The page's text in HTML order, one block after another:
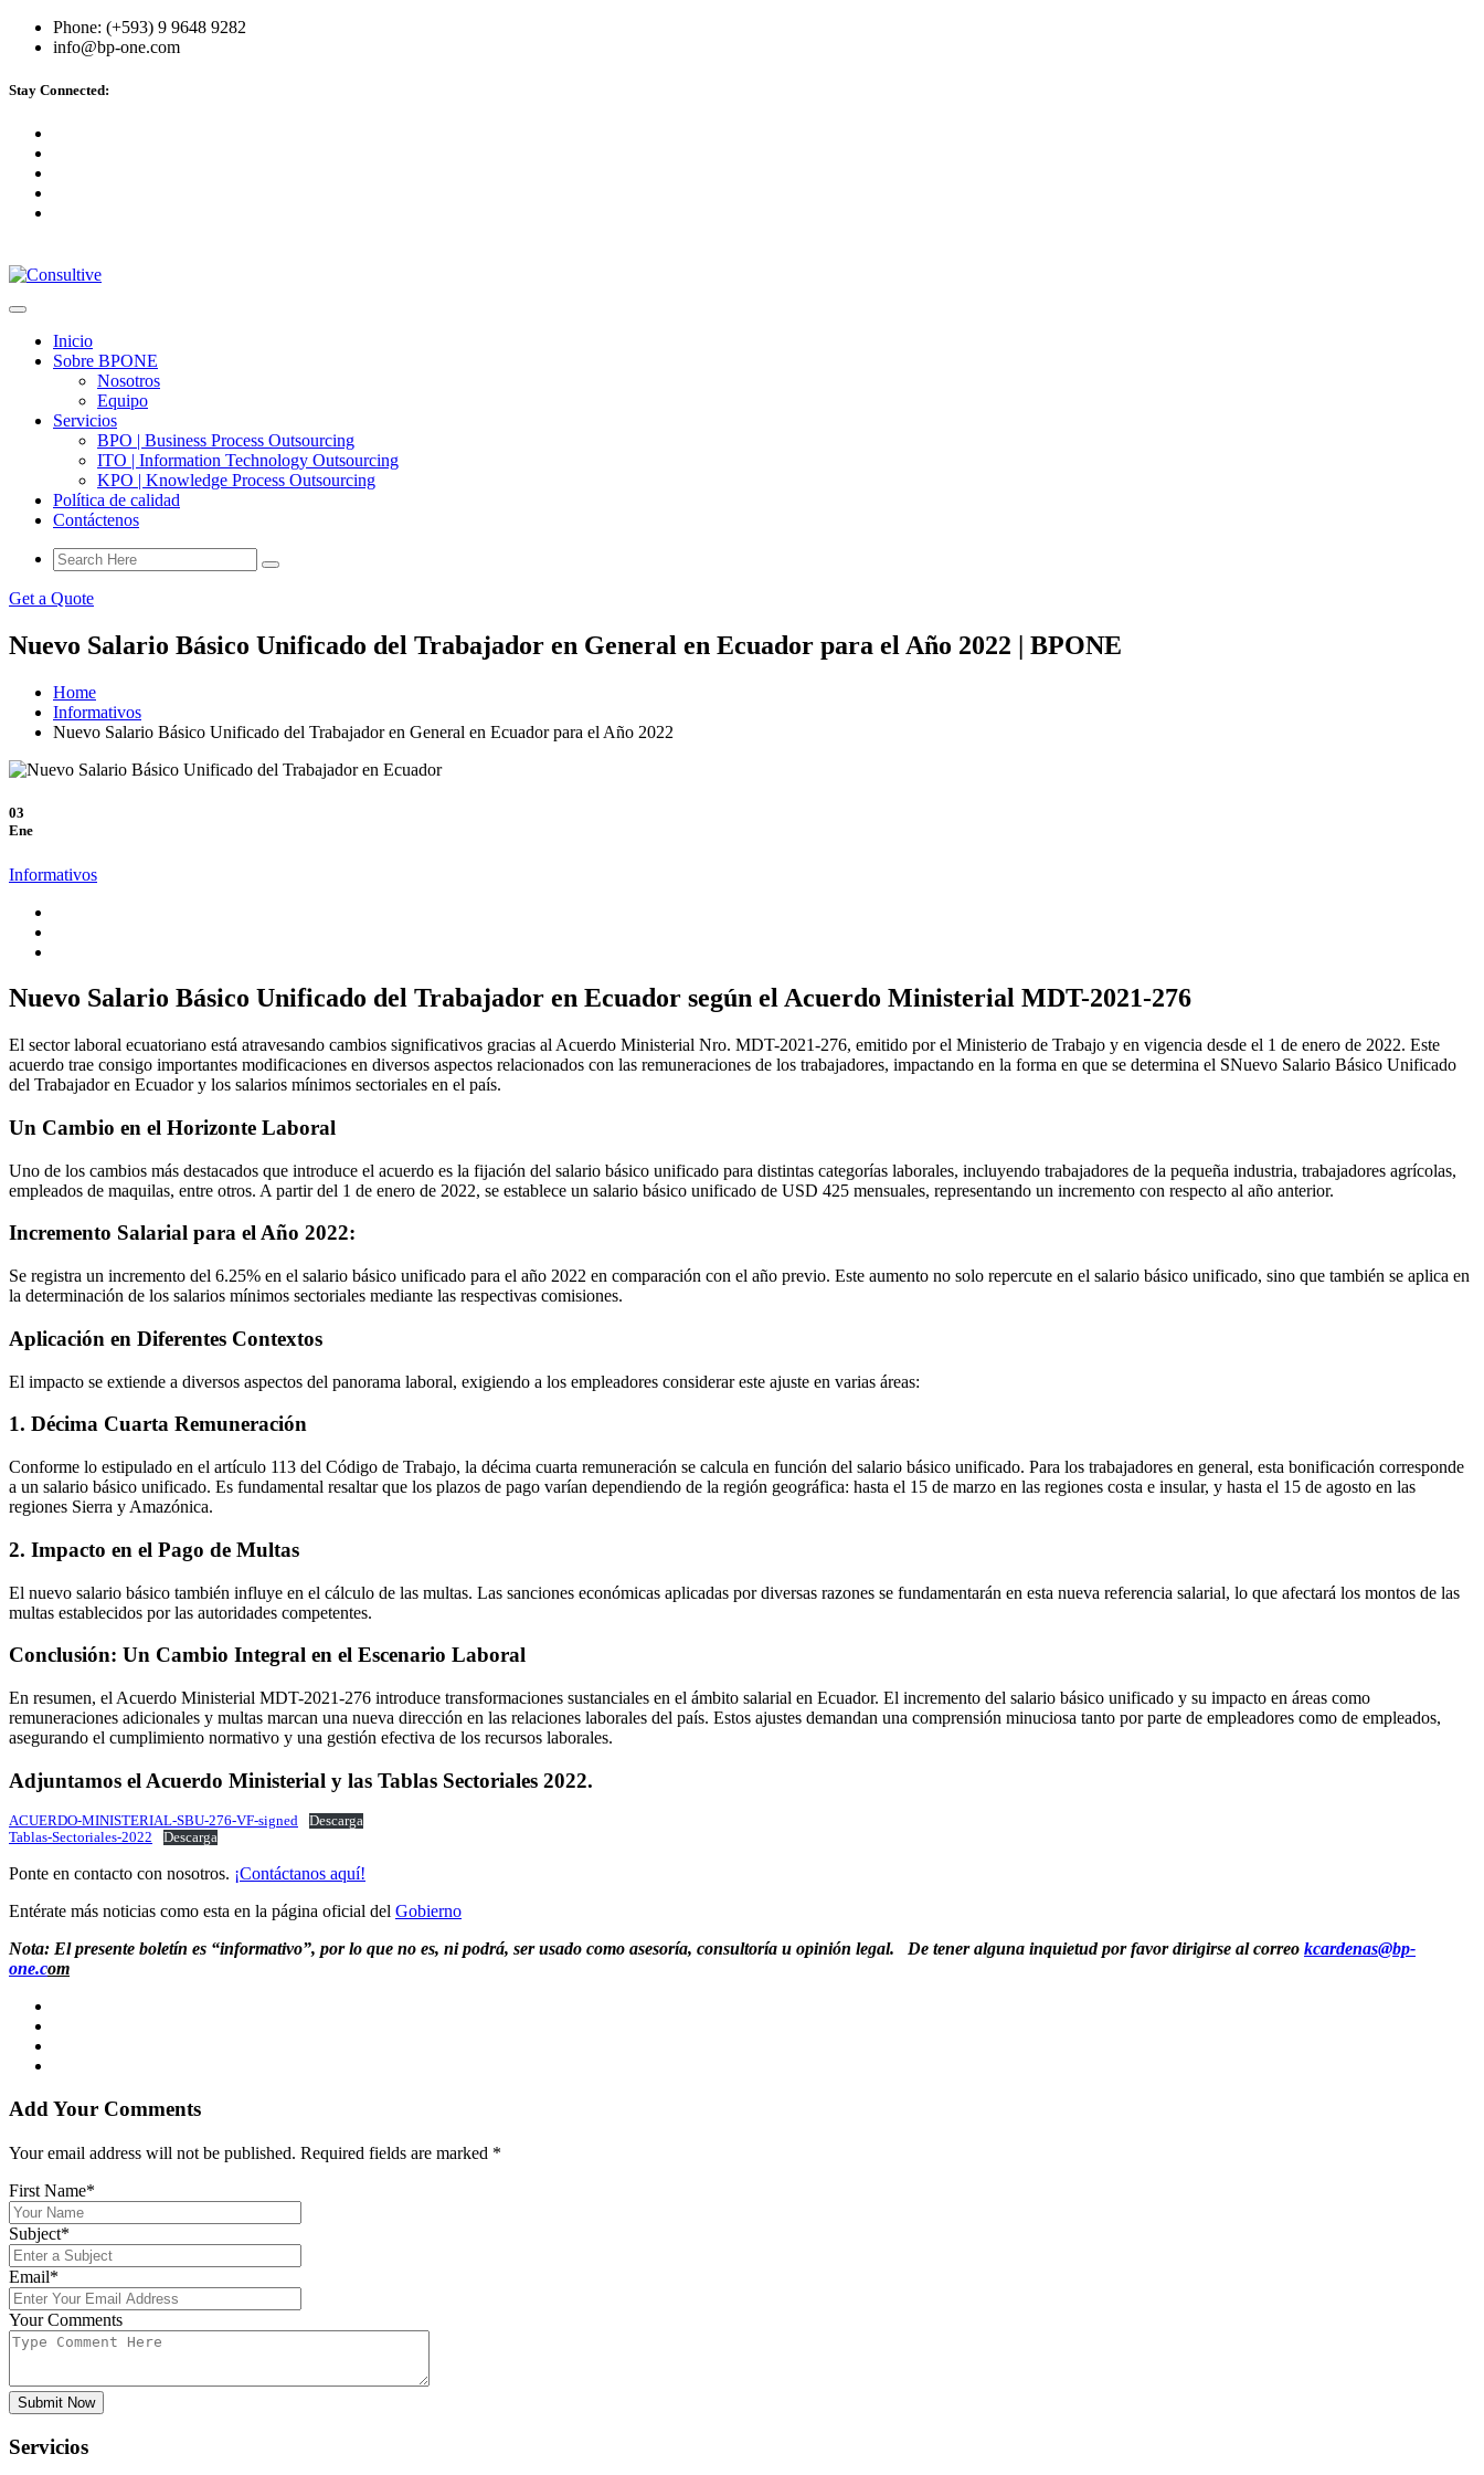
Phone: (+593) 9 9648 9282
info@bp-one.com
Stay Connected:
Inicio
Sobre BPONE
Nosotros
Equipo
Servicios
BPO | Business Process Outsourcing
ITO | Information Technology Outsourcing
KPO | Knowledge Process Outsourcing
Política de calidad
Contáctenos
Get a Quote
Nuevo Salario Básico Unificado del Trabajador en General en Ecuador para el Año 2022 | BPONE
Home
Informativos
Nuevo Salario Básico Unificado del Trabajador en General en Ecuador para el Año 2022
03
Ene
Informativos
Nuevo Salario Básico Unificado del Trabajador en Ecuador según el Acuerdo Ministerial MDT-2021-276
El sector laboral ecuatoriano está atravesando cambios significativos gracias al Acuerdo Ministerial Nro. MDT-2021-276, emitido por el Ministerio de Trabajo y en vigencia desde el 1 de enero de 2022. Este
acuerdo trae consigo importantes modificaciones en diversos aspectos relacionados con las remuneraciones de los trabajadores, impactando en la forma en que se determina el SNuevo Salario Básico Unificado
del Trabajador en Ecuador y los salarios mínimos sectoriales en el país.
Un Cambio en el Horizonte Laboral
Uno de los cambios más destacados que introduce el acuerdo es la fijación del salario básico unificado para distintas categorías laborales, incluyendo trabajadores de la pequeña industria, trabajadores agrícolas,
empleados de maquilas, entre otros. A partir del 1 de enero de 2022, se establece un salario básico unificado de USD 425 mensuales, representando un incremento con respecto al año anterior.
Incremento Salarial para el Año 2022:
Se registra un incremento del 6.25% en el salario básico unificado para el año 2022 en comparación con el año previo. Este aumento no solo repercute en el salario básico unificado, sino que también se aplica en
la determinación de los salarios mínimos sectoriales mediante las respectivas comisiones.
Aplicación en Diferentes Contextos
El impacto se extiende a diversos aspectos del panorama laboral, exigiendo a los empleadores considerar este ajuste en varias áreas:
1. Décima Cuarta Remuneración
Conforme lo estipulado en el artículo 113 del Código de Trabajo, la décima cuarta remuneración se calcula en función del salario básico unificado. Para los trabajadores en general, esta bonificación corresponde
a un salario básico unificado. Es fundamental resaltar que los plazos de pago varían dependiendo de la región geográfica: hasta el 15 de marzo en las regiones costa e insular, y hasta el 15 de agosto en las
regiones Sierra y Amazónica.
2. Impacto en el Pago de Multas
El nuevo salario básico también influye en el cálculo de las multas. Las sanciones económicas aplicadas por diversas razones se fundamentarán en esta nueva referencia salarial, lo que afectará los montos de las
multas establecidos por las autoridades competentes.
Conclusión: Un Cambio Integral en el Escenario Laboral
En resumen, el Acuerdo Ministerial MDT-2021-276 introduce transformaciones sustanciales en el ámbito salarial en Ecuador. El incremento del salario básico unificado y su impacto en áreas como
remuneraciones adicionales y multas marcan una nueva dirección en las relaciones laborales del país. Estos ajustes demandan una comprensión minuciosa tanto por parte de empleadores como de empleados,
asegurando el cumplimiento normativo y una gestión efectiva de los recursos laborales.
Adjuntamos el Acuerdo Ministerial y las Tablas Sectoriales 2022.
ACUERDO-MINISTERIAL-SBU-276-VF-signed
Descarga
Tablas-Sectoriales-2022
Descarga
Ponte en contacto con nosotros. ¡Contáctanos aquí!
Entérate más noticias como esta en la página oficial del Gobierno
Nota: El presente boletín es “informativo”, por lo que no es, ni podrá, ser usado como asesoría, consultoría u opinión legal. De tener alguna inquietud por favor dirigirse al correo kcardenas@bp-
one.com
Add Your Comments
Your email address will not be published. Required fields are marked *
First Name*
Subject*
Email*
Your Comments
Submit Now
Servicios